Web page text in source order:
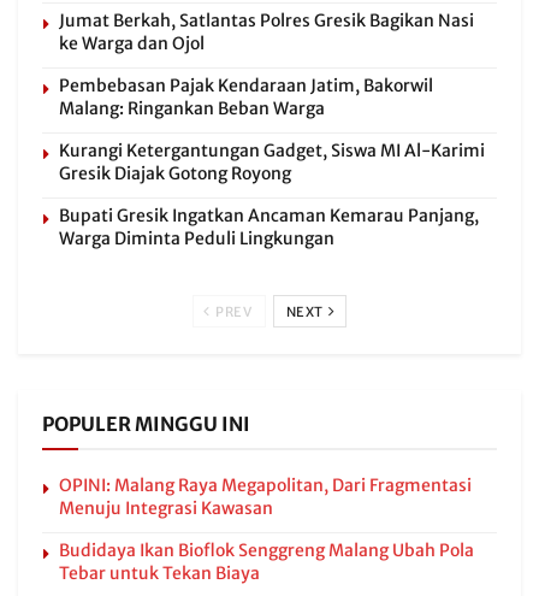
Jumat Berkah, Satlantas Polres Gresik Bagikan Nasi
ke Warga dan Ojol
Pembebasan Pajak Kendaraan Jatim, Bakorwil
Malang: Ringankan Beban Warga
Kurangi Ketergantungan Gadget, Siswa MI Al-Karimi
Gresik Diajak Gotong Royong
Bupati Gresik Ingatkan Ancaman Kemarau Panjang,
Warga Diminta Peduli Lingkungan
PREV NEXT
POPULER MINGGU INI
OPINI: Malang Raya Megapolitan, Dari Fragmentasi
Menuju Integrasi Kawasan
Budidaya Ikan Bioflok Senggreng Malang Ubah Pola
Tebar untuk Tekan Biaya